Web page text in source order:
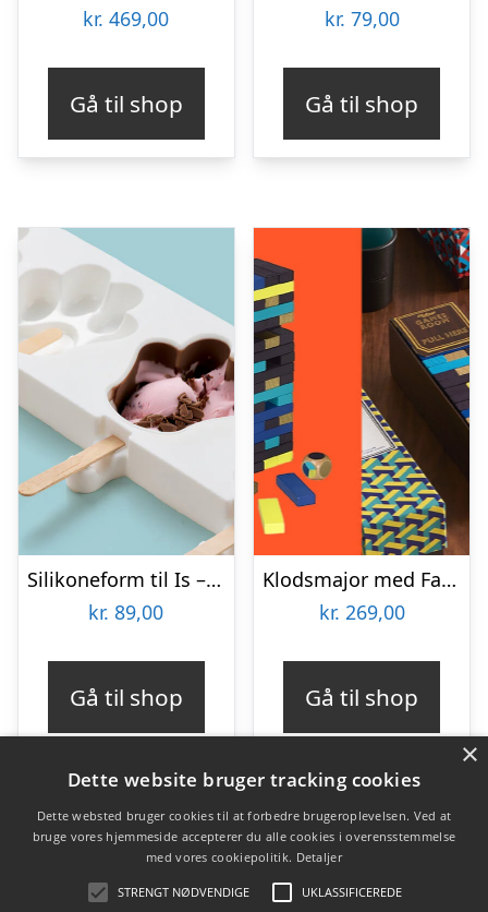
kr. 469,00
Gå til shop
kr. 79,00
Gå til shop
Silikoneform til Is – Poter
kr. 89,00
Gå til shop
Klodsmajor med Farver
kr. 269,00
Gå til shop
Varekategorier
Produkter
×
Dette website bruger tracking cookies
Dette websted bruger cookies til at forbedre brugeroplevelsen. Ved at
bruge vores hjemmeside accepterer du alle cookies i overensstemmelse
med vores cookiepolitik. Detaljer
STRENGT NØDVENDIGE UKLASSIFICEREDE